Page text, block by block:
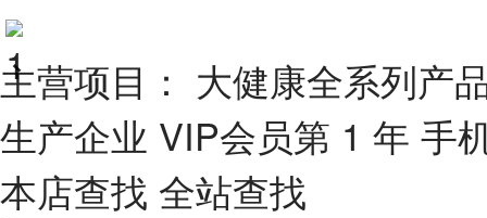
主营项目： 大健康全系列产
生产企业 VIP会员第 1 年 手
本店查找 全站查找